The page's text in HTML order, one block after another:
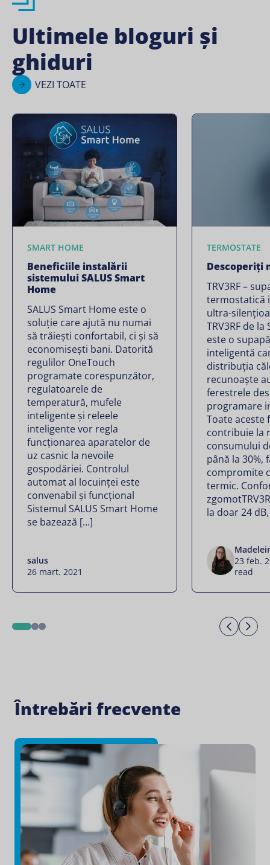
Ultimele bloguri și
ghiduri
VEZI TOATE
SMART HOME
Beneficiile instalării
sistemului SALUS Smart
Home
SALUS Smart Home este o
soluție care ajută nu numai
să trăiești confortabil, ci și să
economisești bani. Datorită
regulilor OneTouch
programate corespunzător,
regulatoarele de
temperatură, mufele
inteligente și releele
inteligente vor regla
funcționarea aparatelor de
uz casnic la nevoile
gospodăriei. Controlul
automat al locuinței este
convenabil și funcțional
Sistemul SALUS Smart Home
se bazează […]
salus
26 mart. 2021
TERMOSTATE
Descoperiți
TRV3RF –
termostatică
ultra-
TRV3RF de la
este o
inteligentă
distribuția
recunoaște
ferestrele
programare
Toate aceste
contribuie la
consumului
până la 30%,
compromite
termic.
la doar 24
23 feb.
read
12
Întrebări frecvente